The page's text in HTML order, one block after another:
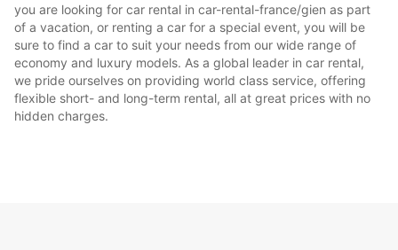
you are looking for car rental in car-rental-france/gien as part
of a vacation, or renting a car for a special event, you will be
sure to find a car to suit your needs from our wide range of
economy and luxury models. As a global leader in car rental,
we pride ourselves on providing world class service, offering
flexible short- and long-term rental, all at great prices with no
hidden charges.